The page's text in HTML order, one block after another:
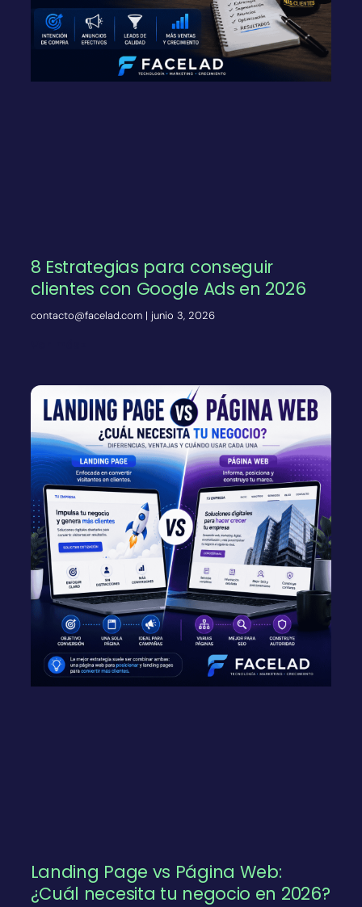
8 Estrategias para conseguir
clientes con Google Ads en 2026
contacto@facelad.com junio 3, 2026
Landing Page vs Página Web:
¿Cuál necesita tu negocio en 2026?